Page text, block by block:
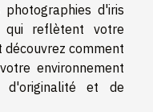
d'iris
qui reflètent votre
découvrez comment
environnement
d'originalité et de